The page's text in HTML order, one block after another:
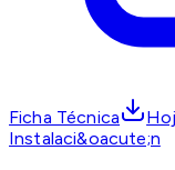
Ficha Técnica
Instalaci&oacute;n